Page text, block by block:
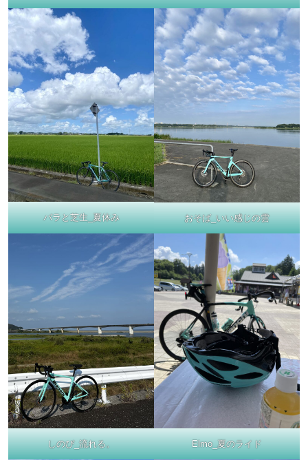
バラと芝生_夏休み おそば_いい感じの雲
しのぴ_流れる。 Elmo_夏のライド